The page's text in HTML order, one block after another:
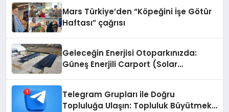
Mars Türkiye’den “Köpeğini İşe Götür
Haftası” çağrısı
Geleceğin Enerjisi Otoparkınızda:
Güneş Enerjili Carport (Solar
Telegram Grupları ile Doğru
Topluluğa Ulaşın: Topluluk Büyütmek